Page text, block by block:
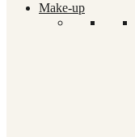
Make-up